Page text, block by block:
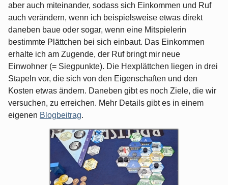
aber auch miteinander, sodass sich Einkommen und Ruf
auch verändern, wenn ich beispielsweise etwas direkt
daneben baue oder sogar, wenn eine Mitspielerin
bestimmte Plättchen bei sich einbaut. Das Einkommen
erhalte ich am Zugende, der Ruf bringt mir neue
Einwohner (= Siegpunkte). Die Hexplättchen liegen in drei
Stapeln vor, die sich von den Eigenschaften und den
Kosten etwas ändern. Daneben gibt es noch Ziele, die wir
versuchen, zu erreichen. Mehr Details gibt es in einem
eigenen Blogbeitrag.